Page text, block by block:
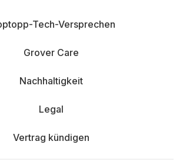
Tech-Versprechen
Grover Care
Nachhaltigkeit
Legal
Vertrag kündigen